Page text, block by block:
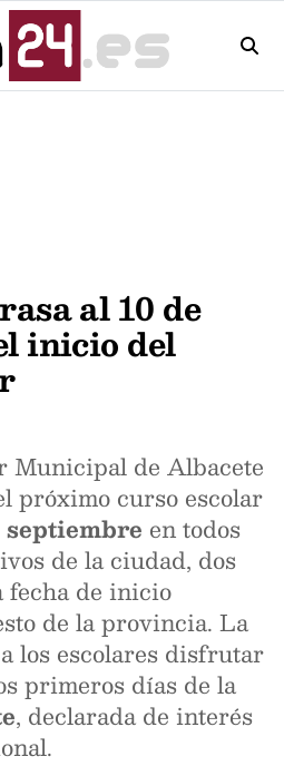
al 10 de
inicio del
Municipal de Albacete
próximo curso escolar
septiembre en todos
de la ciudad, dos
fecha de inicio
de la provincia. La
los escolares disfrutar
primeros días de la
, declarada de interés